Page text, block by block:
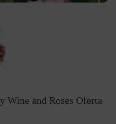
and Roses Oferta